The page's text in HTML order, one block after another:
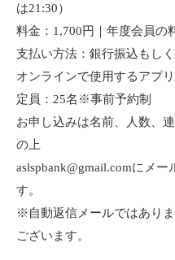
は21:30）
料金：1,700円｜年度会員の
支払い方法：銀行振込もしく
オンラインで使用するアプ
定員：25名※事前予約制
お申し込みは名前、人数、
の上
aslspbank@gmail.comにメ
す。
※自動返信メールではあり
ございます。